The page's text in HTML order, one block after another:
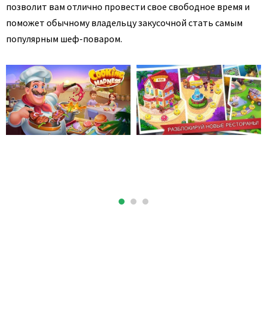
позволит вам отлично провести свое свободное время и
поможет обычному владельцу закусочной стать самым
популярным шеф-поваром.